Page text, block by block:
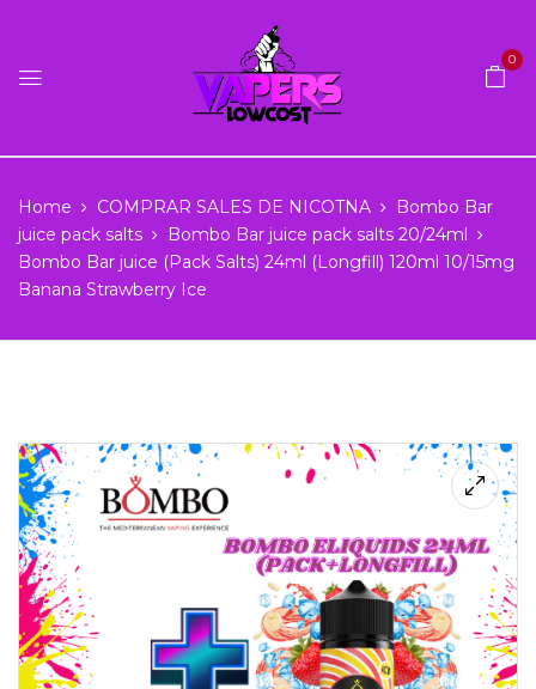
0
Home COMPRAR SALES DE NICOTNA
Bombo Bar
juice pack salts
Bombo Bar juice pack salts 20/24ml
Bombo Bar juice (Pack Salts) 24ml (Longfill) 120ml 10/15mg
Banana Strawberry Ice